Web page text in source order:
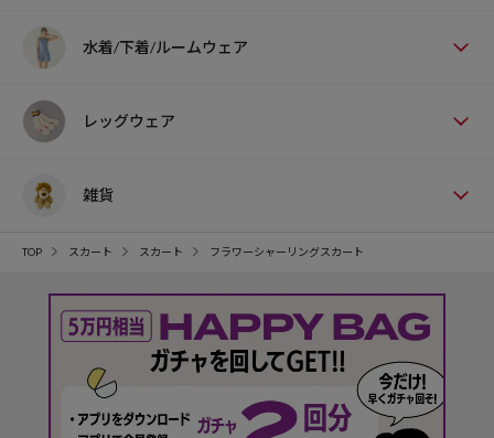
水着/下着/ルームウェア
レッグウェア
雑貨
TOP スカート スカート フラワーシャーリングスカート